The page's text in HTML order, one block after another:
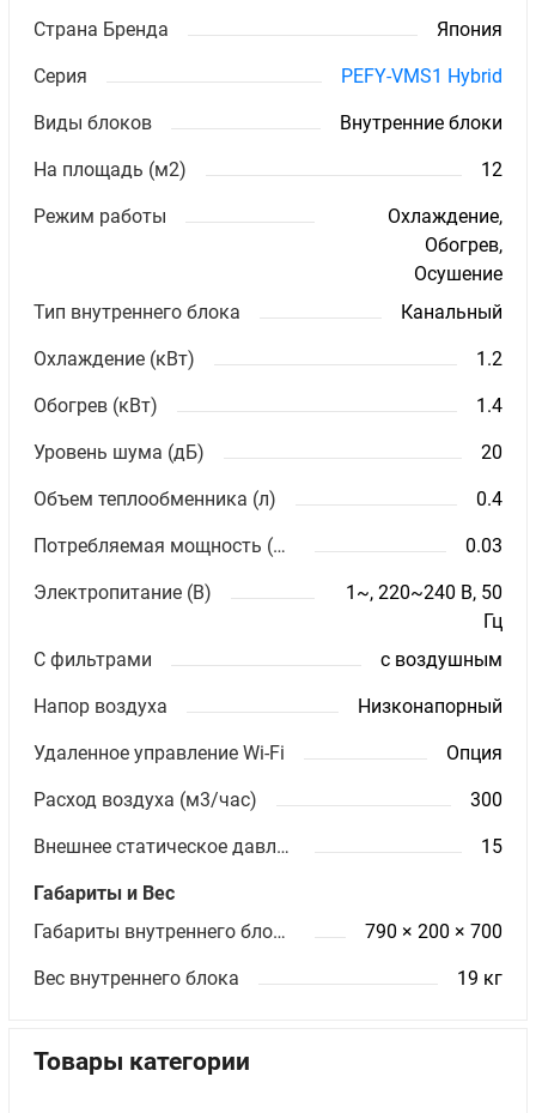
Страна Бренда Япония
Серия PEFY-VMS1 Hybrid
Виды блоков Внутренние блоки
На площадь (м2) 12
Режим работы
Охлаждение,
Обогрев,
Осушение
Тип внутреннего блока
Канальный
Охлаждение (кВт) 1.2
Обогрев (кВт) 1.4
Уровень шума (дБ) 20
Объем теплообменника (л) 0.4
Потребляемая мощность (кВт) 0.03
Электропитание (В)
1~, 220~240 В, 50
Гц
С фильтрами
с воздушным
Напор воздуха Низконапорный
Удаленное управление Wi-Fi Опция
Расход воздуха (м3/час) 300
Внешнее статическое давление (Па) 15
Габариты и Вес
Габариты внутреннего блока ШхВхГ (мм)
790 × 200 × 700
Вес внутреннего блока 19 кг
Товары категории